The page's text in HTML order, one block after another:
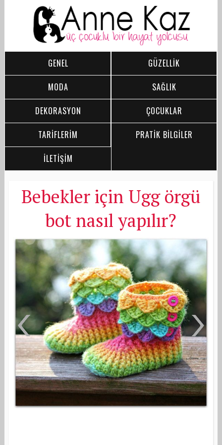
GENEL
GÜZELLİK
MODA
SAĞLIK
DEKORASYON
ÇOCUKLAR
TARİFLERİM
PRATİK BİLGİLER
İLETİŞİM
Bebekler için Ugg örgü
bot nasıl yapılır?